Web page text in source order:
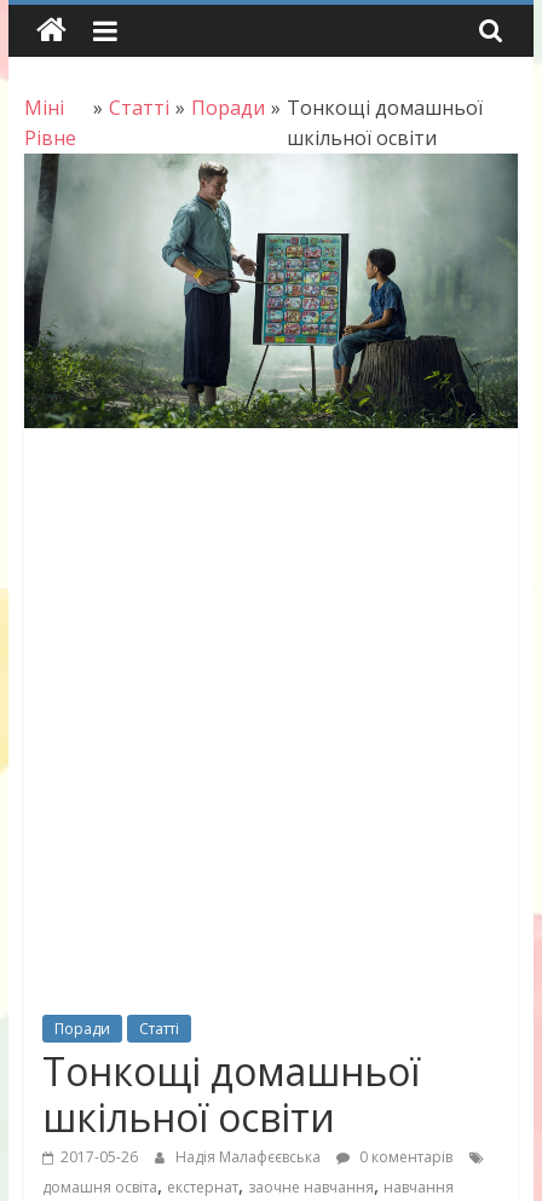
Skip
content
Міні
Рівне
» Статті » Поради » Тонкощі домашньої
шкільної освіти
Поради Статті
Тонкощі домашньої
шкільної освіти
2017-05-26 Надія Малафєєвська
0 коментарів
домашня освіта, екстернат, заочне навчання, навчання